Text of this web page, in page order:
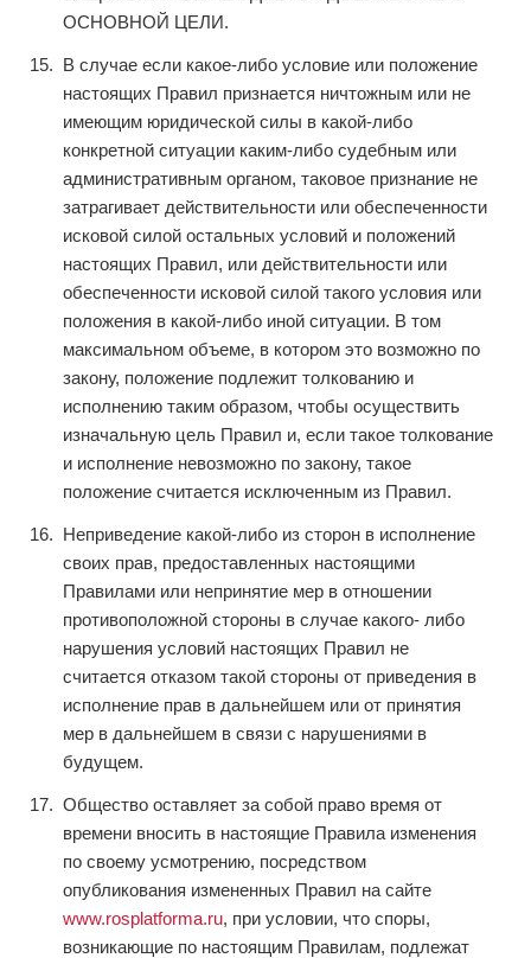
ОСНОВНОЙ ЦЕЛИ.
В случае если какое-либо условие или положение
настоящих Правил признается ничтожным или не
имеющим юридической силы в какой-либо
конкретной ситуации каким-либо судебным или
административным органом, таковое признание не
затрагивает действительности или обеспеченности
исковой силой остальных условий и положений
настоящих Правил, или действительности или
обеспеченности исковой силой такого условия или
положения в какой-либо иной ситуации. В том
максимальном объеме, в котором это возможно по
закону, положение подлежит толкованию и
исполнению таким образом, чтобы осуществить
изначальную цель Правил и, если такое толкование
и исполнение невозможно по закону, такое
положение считается исключенным из Правил.
Неприведение какой-либо из сторон в исполнение
своих прав, предоставленных настоящими
Правилами или непринятие мер в отношении
противоположной стороны в случае какого- либо
нарушения условий настоящих Правил не
считается отказом такой стороны от приведения в
исполнение прав в дальнейшем или от принятия
мер в дальнейшем в связи с нарушениями в
будущем.
Общество оставляет за собой право время от
времени вносить в настоящие Правила изменения
по своему усмотрению, посредством
опубликования измененных Правил на сайте
www.rosplatforma.ru, при условии, что споры,
возникающие по настоящим Правилам, подлежат